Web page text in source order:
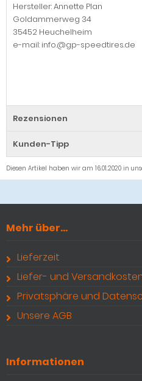
Hersteller: Annette Plan
Goldammerweg 34
35452 Heuchelheim
e-mail: info.@gp-speedtires.de
Rezensionen
Kunden-Tipp
Diesen Artikel haben wir am 16.01.2020 in
Mehr über...
Lieferzeit
Liefer- und
Privatsphäre und
Unsere AGB
Informationen